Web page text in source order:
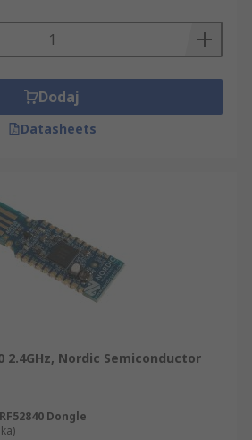
Dodaj
Datasheets
2.4GHz, Nordic Semiconductor
Dongle